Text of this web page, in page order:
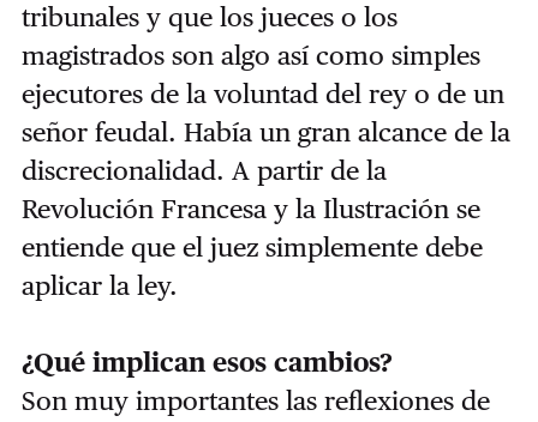
tribunales y que los jueces o los
magistrados son algo así como simples
ejecutores de la voluntad del rey o de un
señor feudal. Había un gran alcance de la
discrecionalidad. A partir de la
Revolución Francesa y la Ilustración se
entiende que el juez simplemente debe
aplicar la ley.
¿Qué implican esos cambios?
Son muy importantes las reflexiones de